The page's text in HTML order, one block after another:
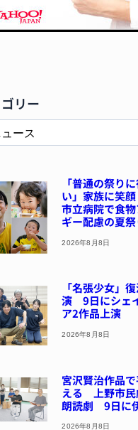
リー
「普通の祭り
い」家族に笑
市立病院で食
ギー配慮の夏祭
2026年8月8日
「名張少女」
演 9日にシェ
ア2作品上演
2026年8月8日
宮沢賢治作品
える 上野市民
朗読劇 9日に
2026年8月8日